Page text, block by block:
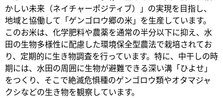
かしい未来（ネイチャーポジティブ）」の実現を目指し、
地域と協働して「ゲンゴロウ郷の米」を生産しています。
このお米は、化学肥料や農薬を通常の半分以下に抑え、水
田の生物多様性に配慮した環境保全型農法で栽培されてお
り、定期的に生き物調査を行っています。特に、中干しの時
期には、水田の周囲に生物が避難できる深い溝「ひよせ」
をつくり、そこで絶滅危惧種のゲンゴロウ類やオタマジャ
クシなどの生き物を観察しています。